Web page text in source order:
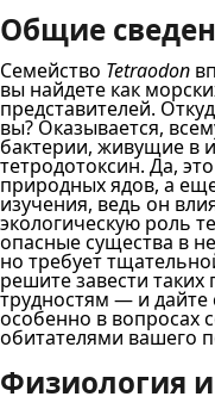
Общие
Семейство Tetraodon
вы найдете как
представителей.
вы? Оказывается,
бактерии, живущие в
тетродотоксин. Да,
природных ядов, а
изучения, ведь он
экологическую роль
опасные существа в
но требует
решите завести
трудностям — и
особенно в вопросах
обитателями вашего
Физиология